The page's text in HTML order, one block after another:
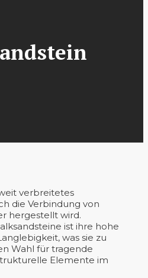
verbreitetes
die Verbindung von
hergestellt wird.
ist ihre hohe
was sie zu
Wahl für tragende
Elemente im